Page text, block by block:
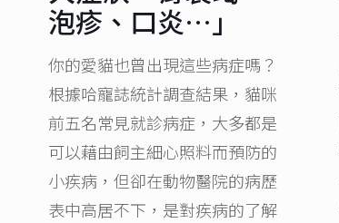
泡疹、口炎…」
你的愛貓也曾出現這些病症嗎？
根據哈寵誌統計調查結果，貓咪
前五名常見就診病症，大多都是
可以藉由飼主細心照料而預防的
小疾病，但卻在動物醫院的病歷
表中高居不下，是對疾病的了解